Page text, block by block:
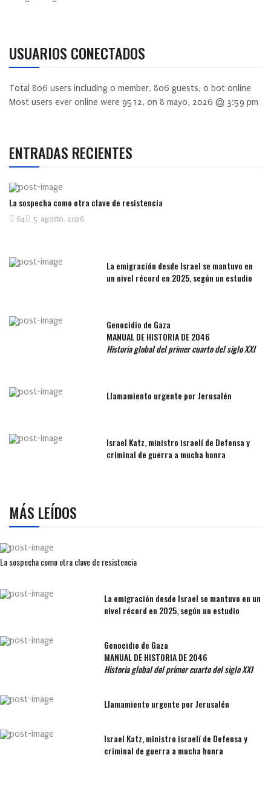
USUARIOS CONECTADOS
Total 806 users including 0 member, 806 guests, 0 bot online
Most users ever online were 9512, on 8 mayo, 2026 @ 3:59 pm
ENTRADAS RECIENTES
La sospecha como otra clave de resistencia
5 agosto, 2026
64
La emigración desde Israel se mantuvo en
un nivel récord en 2025, según un estudio
Genocidio de Gaza
MANUAL DE HISTORIA DE 2046
Historia global del primer cuarto del siglo XXI
Llamamiento urgente por Jerusalén
Israel Katz, ministro israelí de Defensa y
criminal de guerra a mucha honra
MÁS LEÍDOS
La sospecha como otra clave de resistencia
La emigración desde Israel se mantuvo en un
nivel récord en 2025, según un estudio
Genocidio de Gaza
MANUAL DE HISTORIA DE 2046
Historia global del primer cuarto del siglo XXI
Llamamiento urgente por Jerusalén
Israel Katz, ministro israelí de Defensa y
criminal de guerra a mucha honra